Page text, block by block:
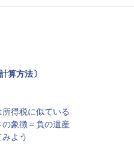
算方法〕
得税に似ている
の象徴＝負の遺産
よう